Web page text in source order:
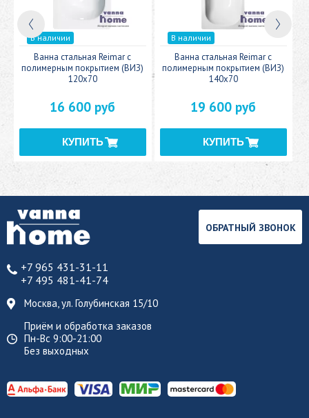
В наличии
Ванна стальная Reimar с
полимерным покрытием (ВИЗ)
120x70
16 600 руб
В наличии
Ванна стальная Reimar с
полимерным покрытием (ВИЗ)
140x70
19 600 руб
+7 965 431-31-11
+7 495 481-41-74
Москва, ул. Голубинская 15/10
Приём и обработка заказов
Пн-Вс 9:00-21:00
Без выходных
ОБРАТНЫЙ ЗВОНОК